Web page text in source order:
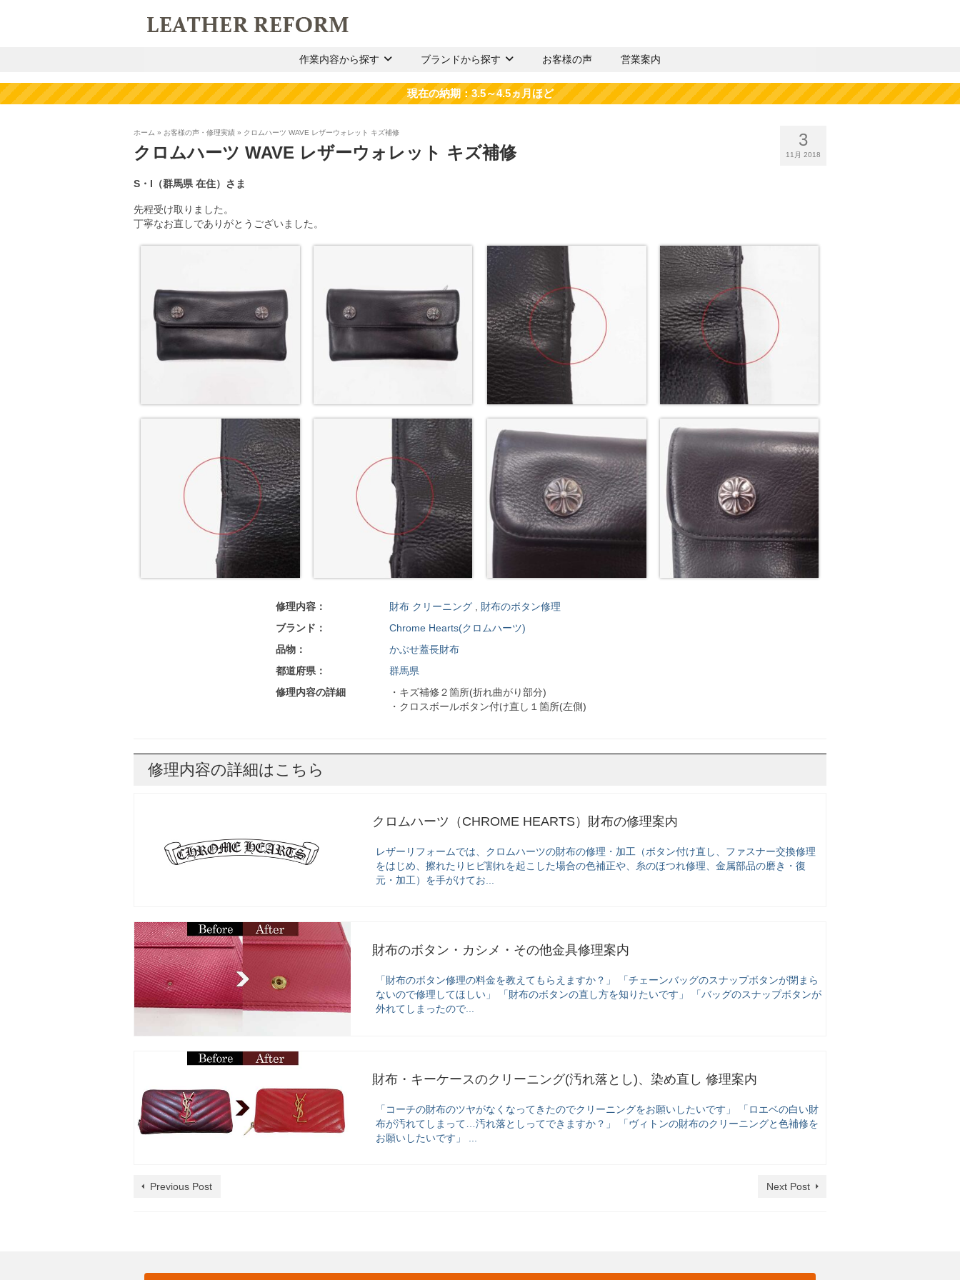
作業内容から探す ブランドから探す お客様の声 営業案内
3
11月 2018
ホーム » お客様の声・修理実績 » クロムハーツ WAVE レザーウォレット キズ補修
クロムハーツ WAVE レザーウォレット キズ補修
S・I （群馬県 在住）さま
先程受け取りました。
丁寧なお直しでありがとうございました。
修理内容： 財布 クリーニング
財布のボタン修理
ブランド：
Chrome Hearts(クロムハーツ)
品物：
かぶせ蓋長財布
都道府県：
群馬県
修理内容の詳細
・キズ補修２箇所(折れ曲がり部分)
・クロスボールボタン付け直し１箇所(左側)
修理内容の詳細はこちら
クロムハーツ（CHROME HEARTS）財布の修理案内
レザーリフォームでは、クロムハーツの財布の修理・加工（ボタン付け直し、ファスナー交換修理
をはじめ、擦れたりヒビ割れを起こした場合の色補正や、糸のほつれ修理、金属部品の磨き・復
元・加工）を手がけてお...
財布のボタン・カシメ・その他金具修理案内
「財布のボタン修理の料金を教えてもらえますか？」 「チェーンバッグのスナップボタンが閉まら
ないので修理してほしい」 「財布のボタンの直し方を知りたいです」 「バッグのスナップボタンが
外れてしまったので...
財布・キーケースのクリーニング(汚れ落とし)、染め直し 修理案内
「コーチの財布のツヤがなくなってきたのでクリーニングをお願いしたいです」 「ロエベの白い財
布が汚れてしまって…汚れ落としってできますか？」 「ヴィトンの財布のクリーニングと色補修を
お願いしたいです」 ...
Previous Post Next Post